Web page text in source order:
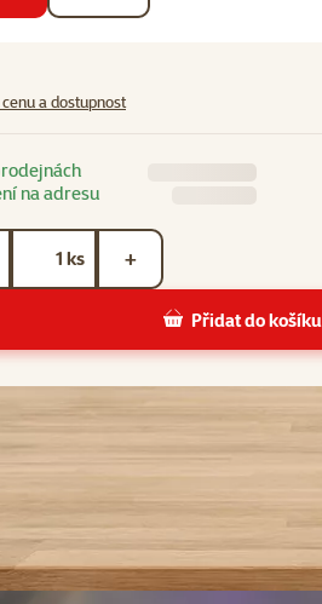
a dostupnost
na adresu
ks +
Přidat do košíku